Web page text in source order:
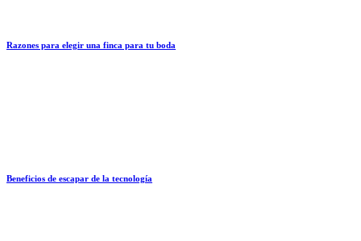
Razones para elegir una finca para tu boda
Beneficios de escapar de la tecnología